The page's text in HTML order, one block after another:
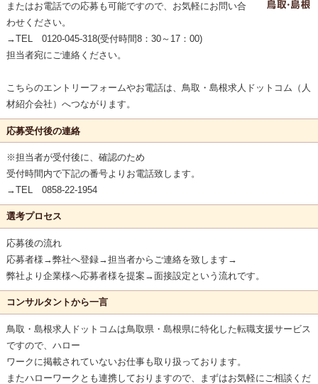
またはお電話での応募も可能ですので、お気軽にお問い合
わせください。
→TEL 0120-045-318(受付時間8：30～17：00)
担当者宛にご連絡ください。
こちらのエントリーフォームやお電話は、鳥取・島根求人ドットコム（人
材紹介会社）へつながります。
応募受付後の連絡
※担当者が受付後に、確認のため
受付時間内で下記の番号よりお電話致します。
→TEL 0858-22-1954
選考プロセス
応募後の流れ
応募者様→弊社へ登録→担当者からご連絡を致します→
弊社より企業様へ応募者様を提案→面接設定という流れです。
コンサルタントから一言
鳥取・島根求人ドットコムは鳥取県・島根県に特化した転職支援サービス
ですので、ハロー
ワークに掲載されていないお仕事も取り扱っております。
またハローワークとも連携しておりますので、まずはお気軽にご相談くだ